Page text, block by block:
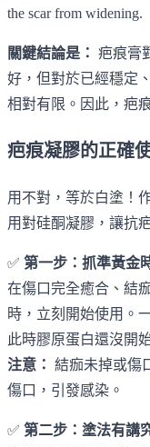
the scar from widening.
關鍵結論是： 疤痕膏
好，但對於已經穩定
相對有限。因此，疤
疤痕凝膠的正確
用不對，等於白塗！
用對硅酮凝膠，讓抗
✅ 第一步：抓準黃金
在傷口完全癒合、結
時，立刻開始使用。
此時膠原蛋白還沒開
注意： 結痂未掉或傷
傷口，引發感染。
✅ 第二步：塗法有講